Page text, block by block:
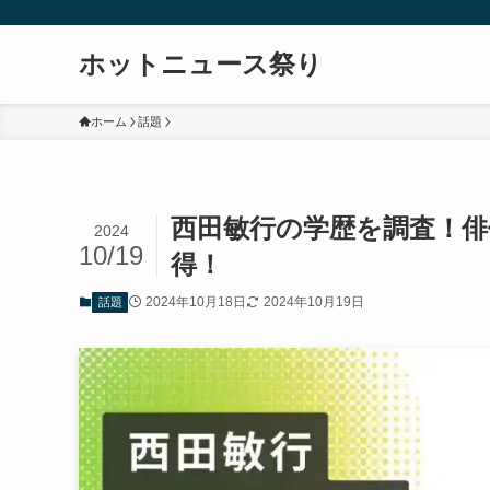
ホットニュース祭り
ホーム 話題
西田敏行の学歴を調査！
得！
2024
10/19
話題 2024年10月18日 2024年10月19日